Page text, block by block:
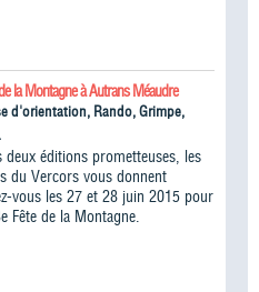
la Montagne à Autrans Méaudre
d'orientation, Rando, Grimpe,
deux éditions prometteuses, les
du Vercors vous donnent
vous les 27 et 28 juin 2015 pour
Fête de la Montagne.